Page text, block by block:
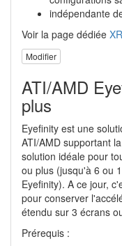
indépendante
Voir la page dédiée
Modifier
ATI/AMD
plus
Eyefinity est une
ATI/AMD supportant
solution idéale pour
ou plus (jusqu'à 6 ou
Eyefinity). A ce jour,
pour conserver
étendu sur 3 écrans
Prérequis :